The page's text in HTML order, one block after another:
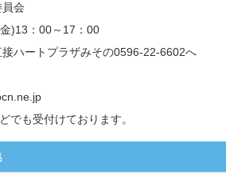
会
)13：00～17：00
ハートプラザみその0596-22-6602へ
でも受付けております。